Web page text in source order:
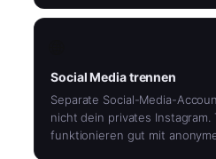
Social Media trennen
Separate Social-Media-
nicht dein privates Instagram.
funktionieren gut mit